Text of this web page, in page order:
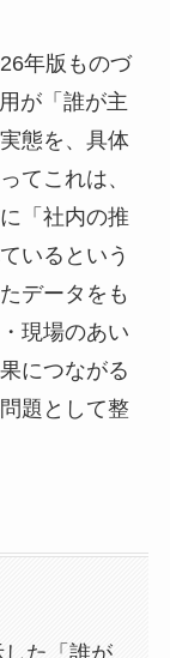
年版ものづ
が「誰が主
態を、具体
てこれは、
「社内の推
いるという
データをも
現場のあい
につながる
題として整
た「誰が